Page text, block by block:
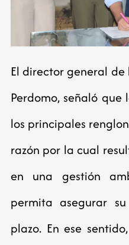
El director general
Perdomo, señaló
los principales
razón por la cual
en una gestión
permita asegurar
plazo. En ese